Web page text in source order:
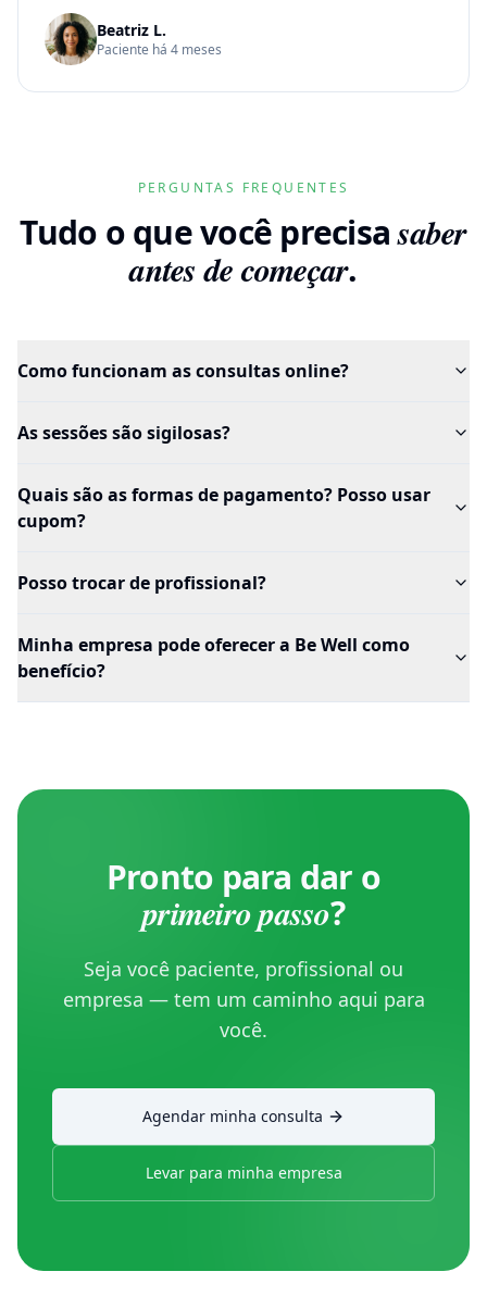
Beatriz L.
Paciente há 4 meses
PERGUNTAS FREQUENTES
Tudo o que você precisa saber
antes de começar.
Como funcionam as consultas online?
As sessões são sigilosas?
Quais são as formas de pagamento? Posso usar
cupom?
Posso trocar de profissional?
Minha empresa pode oferecer a Be Well como
benefício?
Pronto para dar o
primeiro passo?
Seja você paciente, profissional ou
empresa — tem um caminho aqui para
você.
Agendar minha consulta
Levar para minha empresa